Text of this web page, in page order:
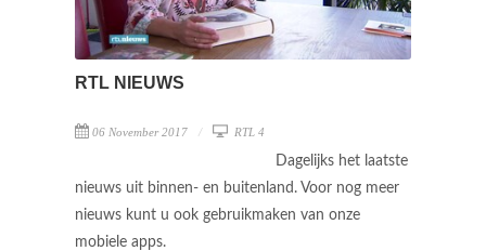
RTL NIEUWS
06 November 2017 RTL 4
Dagelijks het laatste
nieuws uit binnen- en buitenland. Voor nog meer
nieuws kunt u ook gebruikmaken van onze
mobiele apps.